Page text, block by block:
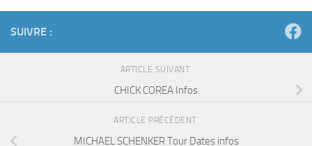
ARTICLE PRÉCÉDENT
MICHAEL SCHENKER Tour Dates infos